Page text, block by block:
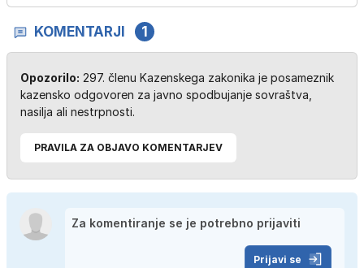
KOMENTARJI 1
Opozorilo: 297. členu Kazenskega zakonika je posameznik
kazensko odgovoren za javno spodbujanje sovraštva,
nasilja ali nestrpnosti.
PRAVILA ZA OBJAVO KOMENTARJEV
Prijavi se